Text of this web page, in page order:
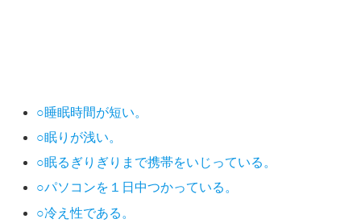
○睡眠時間が短い。
○眠りが浅い。
○眠るぎりぎりまで携帯をいじっている。
○パソコンを１日中つかっている。
○冷え性である。